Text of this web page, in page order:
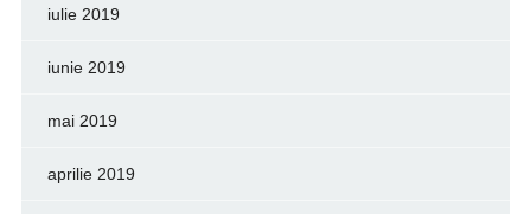
iulie 2019
iunie 2019
mai 2019
aprilie 2019